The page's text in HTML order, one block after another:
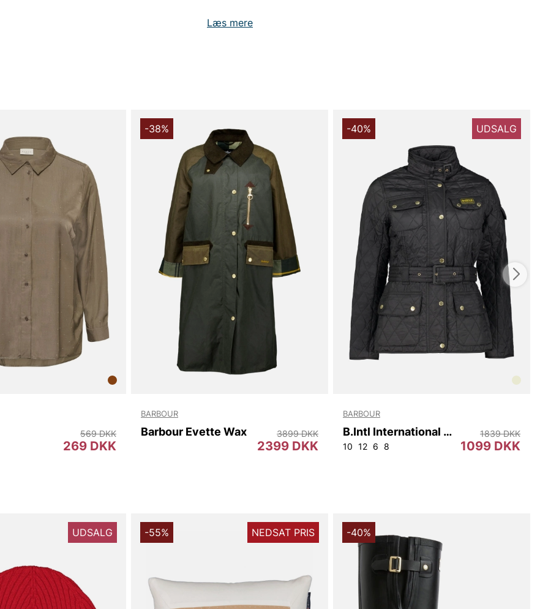
Læs mere
Opdag Bandol Shirt Skjorte fra Cesar Equipment - en alsidig skjorte i
normal pasform, som kombinerer tidløs stil med praktiske detaljer.
Materialet består af en robust bomulds/nylon-blanding (45% bomuld
og 55% nylon), som giver en blød følelse og god åndbarhed samtidig
med, at beklædningsstykket står imod hverdagsslitage. Foringen er
helt i nylon (100%), hvilket bidrager til formstabilitet og nem
på-/afklædning. Denne konstruktion gør Bandol Shirt både behagelig
at have på og praktisk som lag under kølige dage.
269 DKK
569 DKK
-38%
BARBOUR
Barbour Evette Wax
2399 DKK
3899 DKK
-40% UDSALG
BARBOUR
B.Intl International Quilt
10 12 6 8 1099 DKK
1839 DKK
UDSALG -55% NEDSAT PRIS -40%